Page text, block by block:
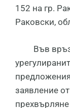
152 на гр.
Раковски,
Във
заявление